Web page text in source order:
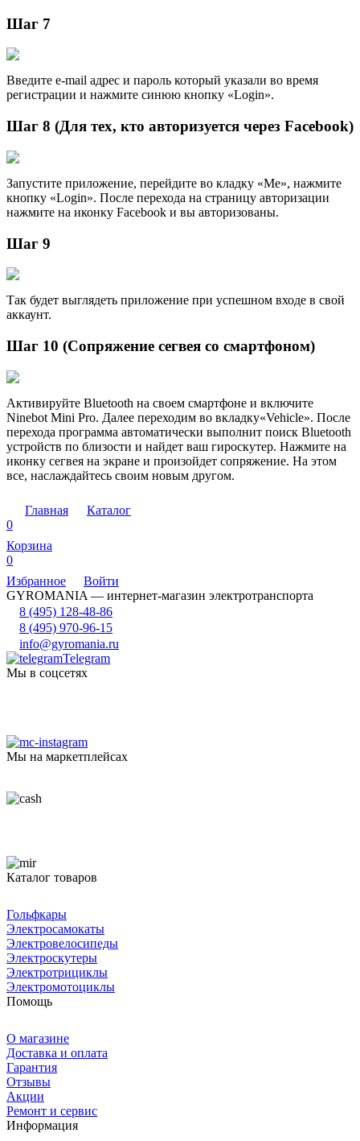
Шаг 7
Введите e-mail адрес и пароль который указали во время
регистрации и нажмите синюю кнопку «Login».
Шаг 8 (Для тех, кто авторизуется через Facebook)
Запустите приложение, перейдите во кладку «Me», нажмите
кнопку «Login». После перехода на страницу авторизации
нажмите на иконку Facebook и вы авторизованы.
Шаг 9
Так будет выглядеть приложение при успешном входе в свой
аккаунт.
Шаг 10 (Сопряжение сегвея со смартфоном)
Активируйте Bluetooth на своем смартфоне и включите
Ninebot Mini Pro. Далее переходим во вкладку«Vehicle». После
перехода программа автоматически выполнит поиск Bluetooth
устройств по близости и найдет ваш гироскутер. Нажмите на
иконку сегвея на экране и произойдет сопряжение. На этом
все, наслаждайтесь своим новым другом.
Главная
Каталог
0
Корзина
0
Избранное
Войти
GYROMANIA — интернет-магазин электротранспорта
8 (495) 128-48-86
8 (495) 970-96-15
info@gyromania.ru
Telegram
Мы в соцсетях
Мы на маркетплейсах
Каталог товаров
Гольфкары
Электросамокаты
Электровелосипеды
Электроскутеры
Электротрициклы
Электромотоциклы
Помощь
О магазине
Доставка и оплата
Гарантия
Отзывы
Акции
Ремонт и сервис
Информация